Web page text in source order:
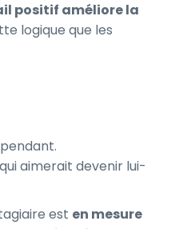
positif améliore la
logique que les
aimerait devenir lui-
est en mesure